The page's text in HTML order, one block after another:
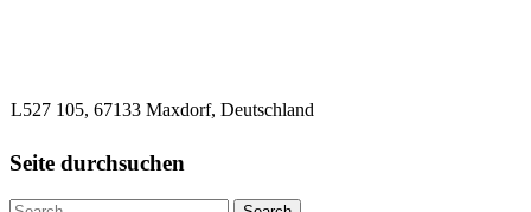
L527 105, 67133 Maxdorf, Deutschland
Seite durchsuchen